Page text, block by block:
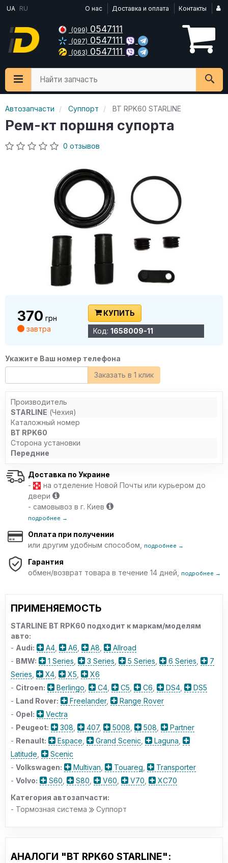
UA RU О нас Доставка и оплата Контакты
(099) 0547111
(097) 0547111
(063) 0547111
Найти запчасть
Автозапчасти Суппорт BT RPK60 STARLINE
Рем-кт поршня супорта
0 отзывов
370 грн
завтра
КУПИТЬ
Код: 1658009-11
Укажите Ваш номер телефона
Заказать в 1 клик
Производитель
STARLINE (Чехия)
Каталожный номер
BT RPK60
Сторона установки
Передние
Доставка по Украине
-
на отделение Новой Почты или курьером до
двери
- самовывоз в г. Киев
подробнее →
Оплата при получении
или другим удобным способом,
подробнее →
Гарантия
обмен/возврат товара в течение 14 дней,
подробнее →
ПРИМЕНЯЕМОСТЬ
STARLINE BT RPK60 подходит к маркам/моделям
авто:
- Audi: A4 A6 A8
Allroad
- BMW: 1 Series 3 Series 5 Series 6 Series
7
Series
X4 X5
X6
- Citroen: Berlingo C4 C5 C6 DS4
DS5
- Land Rover: Freelander,
Range Rover
- Opel:
Vectra
- Peugeot: 308 407, 5008 508
Partner
- Renault: Espace Grand Scenic Laguna
Latitude
Scenic
- Volkswagen: Multivan Touareg
Transporter
- Volvo: S60 S80 V60 V70
XC70
Категория автозапчасти:
- Тормозная система
Суппорт
АНАЛОГИ "BT RPK60 STARLINE":